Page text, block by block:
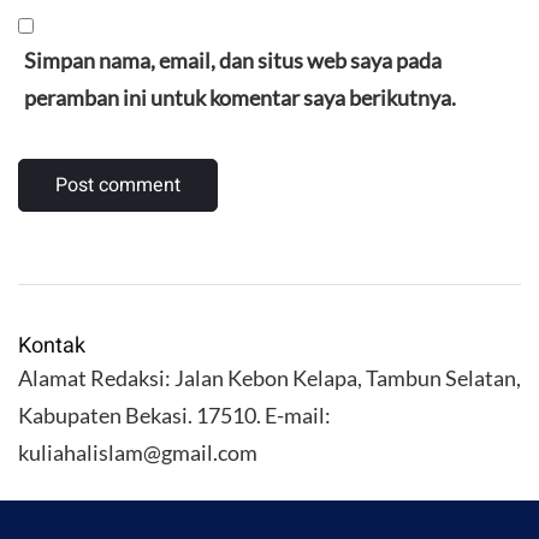
Simpan nama, email, dan situs web saya pada
peramban ini untuk komentar saya berikutnya.
Kontak
Alamat Redaksi: Jalan Kebon Kelapa, Tambun Selatan,
Kabupaten Bekasi. 17510. E-mail:
kuliahalislam@gmail.com